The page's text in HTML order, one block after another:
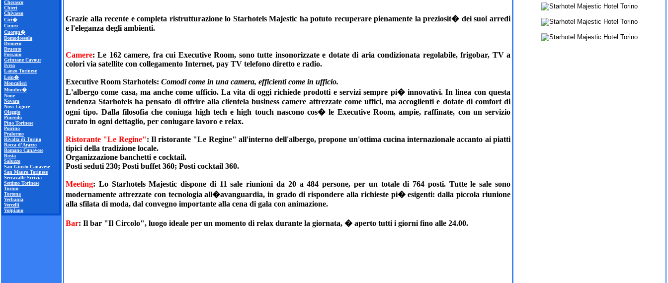
Cherasco
Chieri
Chivasso
Ciri�
Cuneo
Cuorgn�
Domodossola
Dronero
Druento
Fossano
Grinzane Cavour
Ivrea
Lanzo Torinese
Lein�
Moncalieri
Mondov�
None
Novara
Novi Ligure
Oleggio
Pinerolo
Pino Torinese
Poirino
Pralormo
Rivalta di Torino
Rocca d'Arazzo
Romano Canavese
Rosta
Saluzzo
San Giusto Canavese
San Mauro Torinese
Serravalle Scrivia
Settimo Torinese
Torino
Tortona
Verbania
Vercelli
Volpiano
Grazie alla recente e completa ristrutturazione lo Starhotels Majestic ha potuto recuperare pienamente la preziosit� dei suoi arredi
e l'eleganza degli ambienti.
Camere: Le 162 camere, fra cui Executive Room, sono tutte insonorizzate e dotate di aria condizionata regolabile, frigobar, TV a
colori via satellite con collegamento Internet, pay TV telefono diretto e radio.
Executive Room Starhotels: Comodi come in una camera, efficienti come in ufficio.
L'albergo come casa, ma anche come ufficio. La vita di oggi richiede prodotti e servizi sempre pi� innovativi. In linea con questa
tendenza Starhotels ha pensato di offrire alla clientela business camere attrezzate come uffici, ma accoglienti e dotate di comfort di
ogni tipo. Dalla filosofia che coniuga high tech e high touch nascono cos� le Executive Room, ampie, raffinate, con un servizio
curato in ogni dettaglio, per coniugare lavoro e relax.
Ristorante "Le Regine": Il ristorante "Le Regine" all'interno dell'albergo, propone un'ottima cucina internazionale accanto ai piatti
tipici della tradizione locale.
Organizzazione banchetti e cocktail.
Posti seduti 230; Posti buffet 360; Posti cocktail 360.
Meeting: Lo Starhotels Majestic dispone di 11 sale riunioni da 20 a 484 persone, per un totale di 764 posti. Tutte le sale sono
modernamente attrezzate con tecnologia all�avanguardia, in grado di rispondere alla richieste pi� esigenti: dalla piccola riunione
alla sfilata di moda, dal convegno importante alla cena di gala con animazione.
Bar: Il bar "Il Circolo", luogo ideale per un momento di relax durante la giornata, � aperto tutti i giorni fino alle 24.00.